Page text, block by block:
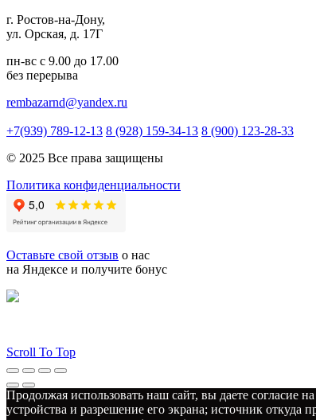
г. Ростов-на-Дону,
ул. Орская, д. 17Г
пн-вс с 9.00 до 17.00
без перерыва
rembazarnd@yandex.ru
+7(939) 789-12-13 8 (928) 159-34-13 8 (900) 123-28-33
© 2025 Все права защищены
Политика конфиденциальности
Оставьте свой отзыв о нас
на Яндексе и получите бонус
Scroll To Top
Продолжая использовать наш сайт, вы даете согласие
устройства и разрешение его экрана; источник откуда